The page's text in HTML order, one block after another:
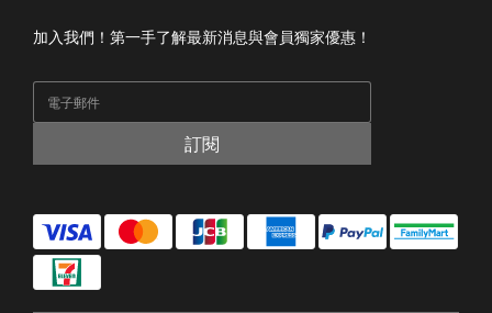
加入我們！第一手了解最新消息與會員獨家優惠！
訂閱